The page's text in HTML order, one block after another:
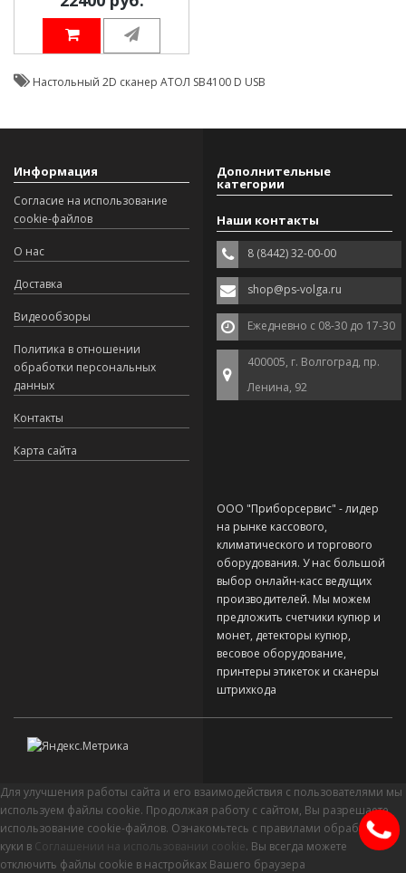
Настольный 2D сканер АТОЛ SB4100 D USB
Информация
Согласие на использование
cookie-файлов
О нас
Доставка
Видеообзоры
Политика в отношении
обработки персональных
данных
Контакты
Карта сайта
Дополнительные
категории
Наши контакты
8 (8442) 32-00-00
shop@ps-volga.ru
Ежедневно с 08-30 до 17-30
400005, г. Волгоград, пр.
Ленина, 92
ООО "Приборсервис" - лидер
на рынке кассового,
климатического и торгового
оборудования. У нас большой
выбор онлайн-касс ведущих
производителей. Мы можем
предложить счетчики купюр и
монет, детекторы купюр,
весовое оборудование,
принтеры этикеток и сканеры
штрихкода
Для улучшения работы сайта и его взаимодействия с пользователями мы
используем файлы cookie. Продолжая работу с сайтом, Вы разрешаете
использование cookie-файлов. Ознакомьтесь с правилами обработки
куки в Соглашении на использовании cookie. Вы всегда можете
отключить файлы cookie в настройках Вашего браузера